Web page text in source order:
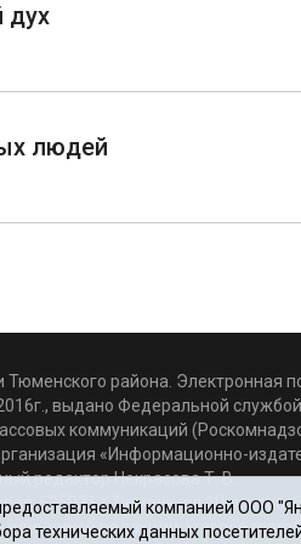
дух
людей
Тюменского района. Электронная
выдано Федеральной
коммуникаций
«Информационно-
редактор Некрасова Т. В.
625031 г.Тюмень. ул. Шишкова, 6
редакции:
компанией ООО
технических данных